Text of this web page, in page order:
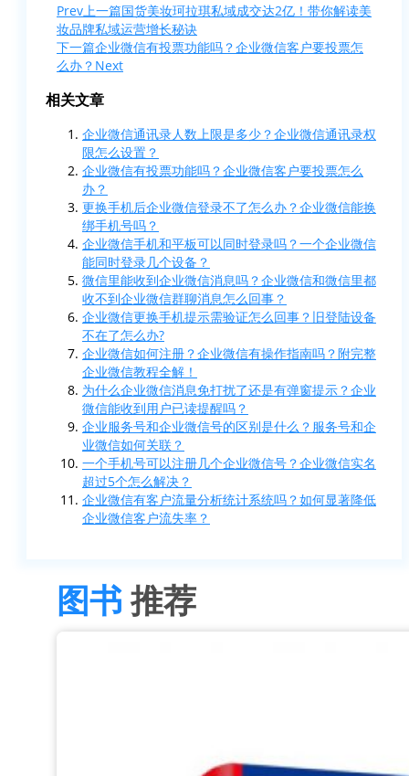
Prev上一篇国货美妆珂拉琪私域成交达2亿！带你解读美
妆品牌私域运营增长秘诀
下一篇企业微信有投票功能吗？企业微信客户要投票怎
么办？ Next
相关文章
企业微信通讯录人数上限是多少？企业微信通讯录权
限怎么设置？
企业微信有投票功能吗？企业微信客户要投票怎么
办？
更换手机后企业微信登录不了怎么办？企业微信能换
绑手机号吗？
企业微信手机和平板可以同时登录吗？一个企业微信
能同时登录几个设备？
微信里能收到企业微信消息吗？企业微信和微信里都
收不到企业微信群聊消息怎么回事？
企业微信更换手机提示需验证怎么回事？旧登陆设备
不在了怎么办?
企业微信如何注册？企业微信有操作指南吗？附完整
企业微信教程全解！
为什么企业微信消息免打扰了还是有弹窗提示？企业
微信能收到用户已读提醒吗？
企业服务号和企业微信号的区别是什么？服务号和企
业微信如何关联？
一个手机号可以注册几个企业微信号？企业微信实名
超过5个怎么解决？
企业微信有客户流量分析统计系统吗？如何显著降低
企业微信客户流失率？
图书推荐